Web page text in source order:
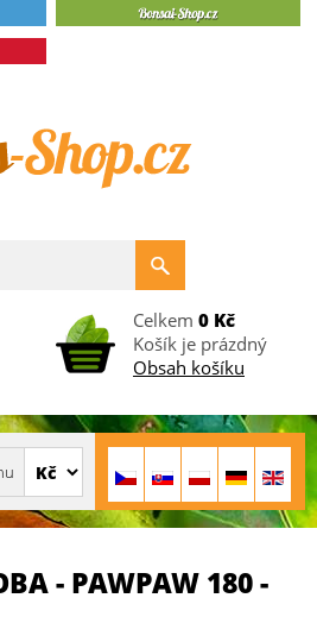
Celkem 0 Kč
Košík je prázdný
Obsah košíku
- PAWPAW 180 -